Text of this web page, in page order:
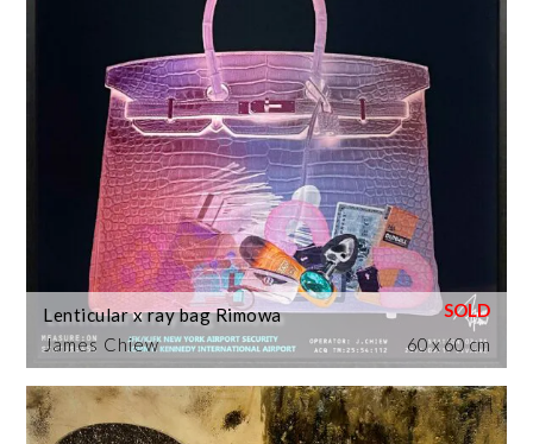
James Chiew
Lenticular x ray bag Rimowa
60 x 60 cm